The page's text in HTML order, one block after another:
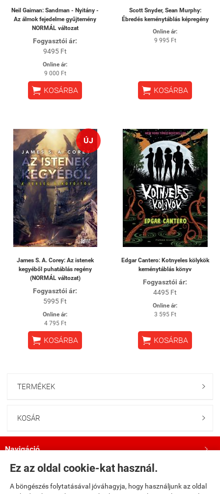
Ez az oldal cookie-kat használ.
A böngészés folytatásával jóváhagyja, hogy használjunk az oldal
Neil Gaiman: Sandman - Nyitány -
Az álmok fejedelme gyűjtemény
NORMÁL változat
Fogyasztói ár:
9495 Ft
Online ár:
9 000 Ft
 KOSÁRBA
Scott Snyder, Sean Murphy:
Ébredés keménytáblás képregény
Online ár:
9 995 Ft
 KOSÁRBA
ÚJ
James S. A. Corey: Az istenek
kegyéből puhatáblás regény
(NORMÁL változat)
Fogyasztói ár:
5995 Ft
Online ár:
4 795 Ft
 KOSÁRBA
Edgar Cantero: Kotnyeles kölykök
keménytáblás könyv
Fogyasztói ár:
4495 Ft
Online ár:
3 595 Ft
 KOSÁRBA
TERMÉKEK 
KOSÁR 
Navigáció 